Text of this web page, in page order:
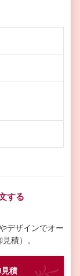
する
デザインでオー
積）。
積